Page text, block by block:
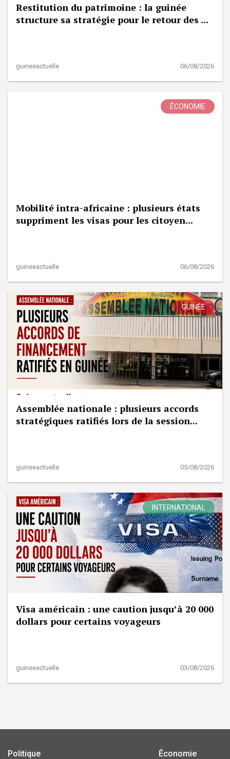
Restitution du patrimoine : la guinée
structure sa stratégie pour le retour des ...
guineeactuelle 06/08/2026
ÉCONOMIE
Mobilité intra-africaine : plusieurs états
suppriment les visas pour les citoyen...
guineeactuelle 06/08/2026
GUINÉE
Assemblée nationale : plusieurs accords
stratégiques ratifiés lors de la session...
guineeactuelle 05/08/2026
INTERNATIONAL
Visa américain : une caution jusqu’à 20 000
dollars pour certains voyageurs
guineeactuelle 03/08/2026
Politique Économie